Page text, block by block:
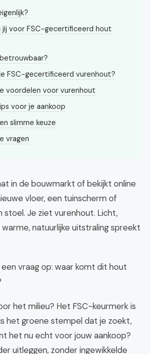
jij voor FSC-gecertificeerd hout
FSC-gecertificeerd vurenhout?
voordelen voor vurenhout
voor je aankoop
slimme keuze
vragen
in de bouwmarkt of bekijkt online
vloer, een tuinscherm of
stoel. Je ziet vurenhout. Licht,
natuurlijke uitstraling spreekt
vraag op: waar komt dit hout
het milieu? Het FSC-keurmerk is
het groene stempel dat je zoekt,
het nu echt voor jouw aankoop?
uitleggen, zonder ingewikkelde